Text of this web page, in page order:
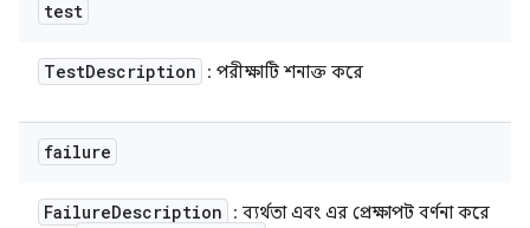
test
TestDescription : পরীক্ষাটি শনাক্ত করে
failure
FailureDescription
: ব্যর্থতা এবং এর প্রেক্ষাপট বর্ণনা করে